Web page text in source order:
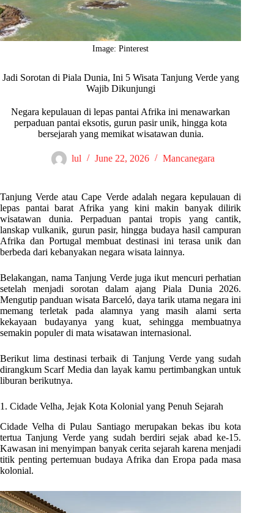
Image: Pinterest
Jadi Sorotan di Piala Dunia, Ini 5 Wisata Tanjung Verde yang
Wajib Dikunjungi
Negara kepulauan di lepas pantai Afrika ini menawarkan
perpaduan pantai eksotis, gurun pasir unik, hingga kota
bersejarah yang memikat wisatawan dunia.
lul June 22, 2026 Mancanegara
Tanjung Verde atau Cape Verde adalah negara kepulauan di
lepas pantai barat Afrika yang kini makin banyak dilirik
wisatawan dunia. Perpaduan pantai tropis yang cantik,
lanskap vulkanik, gurun pasir, hingga budaya hasil campuran
Afrika dan Portugal membuat destinasi ini terasa unik dan
berbeda dari kebanyakan negara wisata lainnya.
Belakangan, nama Tanjung Verde juga ikut mencuri perhatian
setelah menjadi sorotan dalam ajang Piala Dunia 2026.
Mengutip panduan wisata Barceló, daya tarik utama negara ini
memang terletak pada alamnya yang masih alami serta
kekayaan budayanya yang kuat, sehingga membuatnya
semakin populer di mata wisatawan internasional.
Berikut lima destinasi terbaik di Tanjung Verde yang sudah
dirangkum Scarf Media dan layak kamu pertimbangkan untuk
liburan berikutnya.
1. Cidade Velha, Jejak Kota Kolonial yang Penuh Sejarah
Cidade Velha di Pulau Santiago merupakan bekas ibu kota
tertua Tanjung Verde yang sudah berdiri sejak abad ke-15.
Kawasan ini menyimpan banyak cerita sejarah karena menjadi
titik penting pertemuan budaya Afrika dan Eropa pada masa
kolonial.